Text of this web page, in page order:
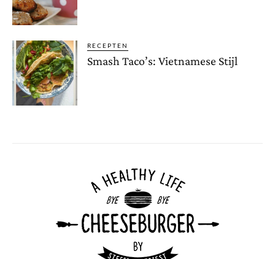
RECEPTEN
Smash Taco’s: Vietnamese Stijl